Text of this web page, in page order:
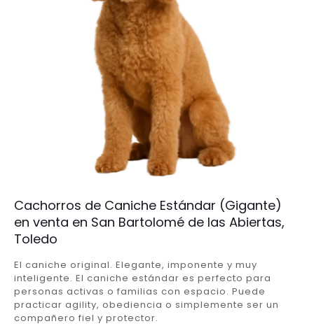
Cachorros de Caniche Estándar (Gigante)
en venta en San Bartolomé de las Abiertas,
Toledo
El caniche original. Elegante, imponente y muy
inteligente. El caniche estándar es perfecto para
personas activas o familias con espacio. Puede
practicar agility, obediencia o simplemente ser un
compañero fiel y protector.